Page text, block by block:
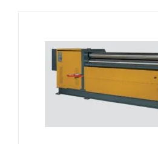
STOJAKI
STOŁY ROLKOWE
SZLIFIERKI DO METALU, PŁASZCZYZN